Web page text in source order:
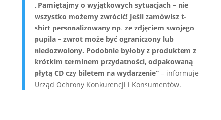
„Pamiętajmy o wyjątkowych sytuacjach – nie
wszystko możemy zwrócić! Jeśli zamówisz t-
shirt personalizowany np. ze zdjęciem swojego
pupila – zwrot może być ograniczony lub
niedozwolony. Podobnie byłoby z produktem z
krótkim terminem przydatności, odpakowaną
płytą CD czy biletem na wydarzenie”– informuje
Urząd Ochrony Konkurencji i Konsumentów.